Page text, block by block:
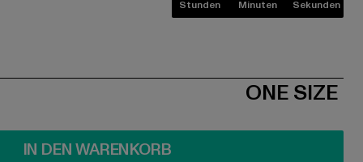
Stunden Minuten Sekunden
ONE SIZE
IN DEN WARENKORB